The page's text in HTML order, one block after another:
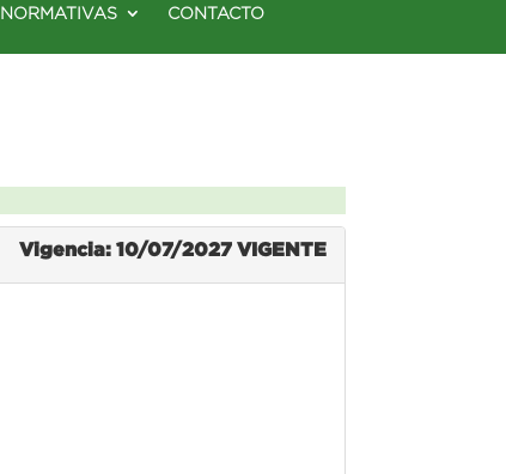
NORMATIVAS CONTACTO
Vigencia: 10/07/2027 VIGENTE